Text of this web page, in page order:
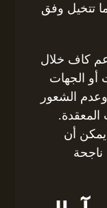
تتخيل وفق
كاف خلال
أو الجهات
الشعور
المعقدة.
يمكن أن